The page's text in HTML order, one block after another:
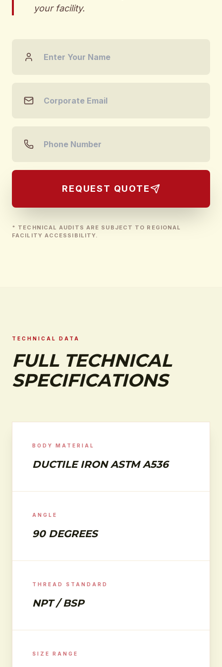
your facility.
REQUEST QUOTE
* TECHNICAL AUDITS ARE SUBJECT TO REGIONAL
FACILITY ACCESSIBILITY.
TECHNICAL DATA
FULL TECHNICAL
SPECIFICATIONS
BODY MATERIAL
DUCTILE IRON ASTM A536
ANGLE
90 DEGREES
THREAD STANDARD
NPT / BSP
SIZE RANGE